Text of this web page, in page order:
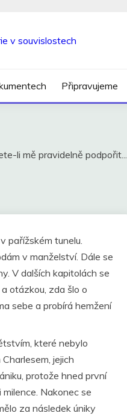
Připravujeme
li mě pravidelně podpořit...
pařížském tunelu.
v manželství. Dále se
V dalších kapitolách se
otázkou, zda šlo o
sebe a probírá hemžení
které nebylo
jejich
protože hned první
Nakonec se
za následek úniky